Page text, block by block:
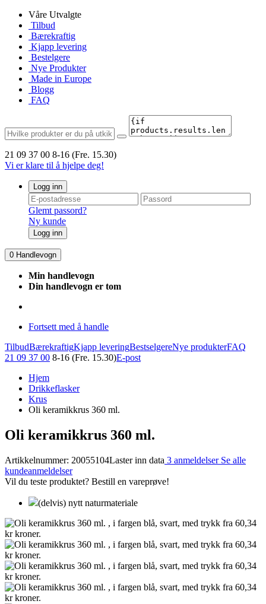
Våre Utvalgte
Tilbud
Bærekraftig
Kjapp levering
Bestelgere
Nye Produkter
Made in Europe
Blogg
FAQ
21 09 37 00 8-16 (Fre. 15.30)
Vi er klare til å hjelpe deg!
Logg inn
Glemt passord?
Ny kunde
Logg inn
0 Handlevogn
Min handlevogn
Din handlevogn er tom
Fortsett med å handle
TilbudBærekraftigKjapp leveringBestselgereNye produkterFAQ
21 09 37 00 8-16 (Fre. 15.30)E-post
Hjem
Drikkeflasker
Krus
Oli keramikkrus 360 ml.
Oli keramikkrus 360 ml.
Artikkelnummer: 20055104Laster inn data 3 anmeldelser Se alle
kundeanmeldelser
Vil du teste produktet? Bestill en vareprøve!
(delvis) nytt naturmateriale